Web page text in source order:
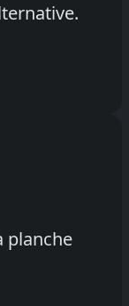
planche